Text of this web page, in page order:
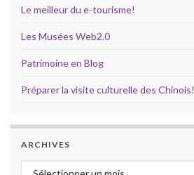
Le meilleur du e-tourisme!
Les Musées Web2.0
Patrimoine en Blog
Préparer la visite culturelle des Chinois!
ARCHIVES
Archives